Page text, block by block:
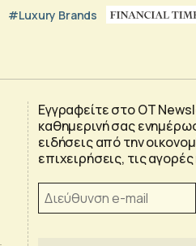
#luxury Brands
Εγγραφείτε στο OT
καθημερινή σας
ειδήσεις από την
επιχειρήσεις, τις αγορές